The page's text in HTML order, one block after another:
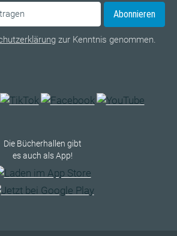
Abonnieren
zur Kenntnis genommen.
Die Bücherhallen gibt
es auch als App!